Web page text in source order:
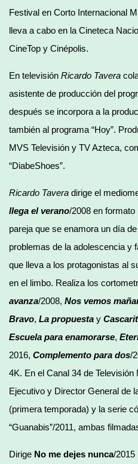
Festival en Corto Internacional
lleva a cabo en la Cineteca
CineTop y Cinépolis.
En televisión Ricardo Tavera
asistente de producción del
después se incorpora a la
también al programa “Hoy”.
MVS Televisión y TV Azteca,
“DiabeShoes”.
Ricardo Tavera dirige el
llega el verano/2008 en
pareja que se enamora un día
problemas de la adolescencia y
que lleva a los protagonistas al
en el limbo. Realiza los
avanza/2008, Nos vemos
Bravo, La propuesta y
Escuela para enamorarse,
2016, Complemento para dos/
4K. En el Canal 34 de
Ejecutivo y Director General de
(primera temporada) y la serie
“Guanabis”/2011, ambas
Dirige No me dejes nunca/2015